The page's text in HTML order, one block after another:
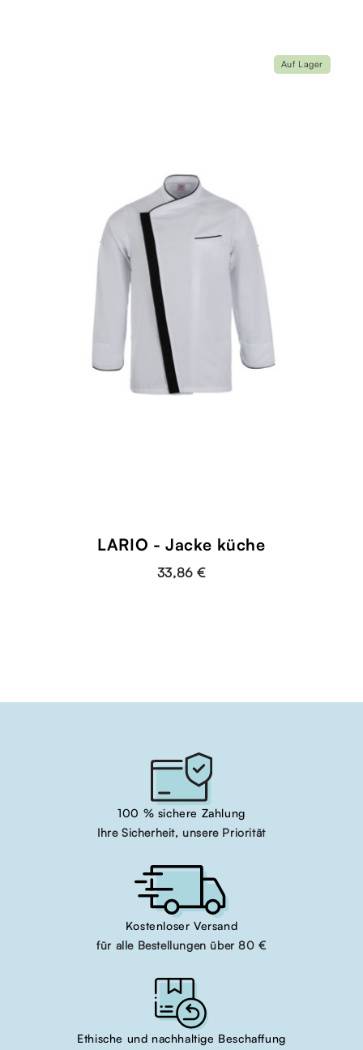
LARIO - Jacke küche
33,86 €
Auf Lager
100 % sichere Zahlung
Ihre Sicherheit, unsere Priorität
Kostenloser Versand
für alle Bestellungen über 80 €
Ethische und nachhaltige Beschaffung